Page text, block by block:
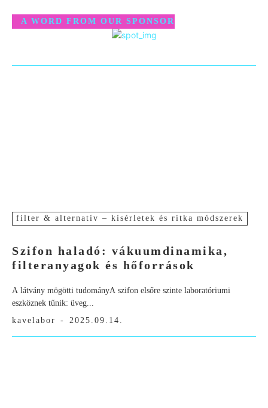
A WORD FROM OUR SPONSOR
filter & alternatív – kísérletek és ritka módszerek
Szifon haladó: vákuumdinamika,
filteranyagok és hőforrások
A látvány mögötti tudományA szifon elsőre szinte laboratóriumi
eszköznek tűnik: üveg...
kavelabor
- 2025.09.14.